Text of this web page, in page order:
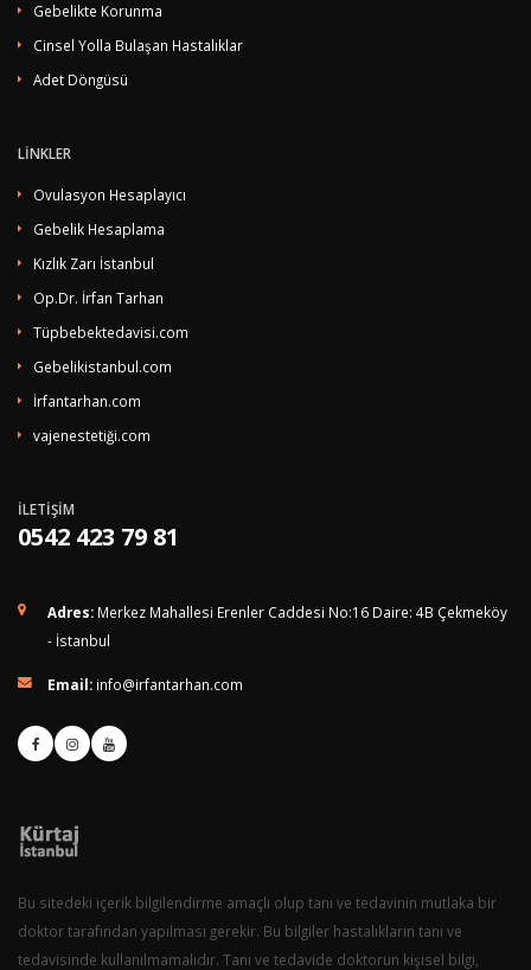
Gebelikte Korunma
Cinsel Yolla Bulaşan Hastalıklar
Adet Döngüsü
LİNKLER
Ovulasyon Hesaplayıcı
Gebelik Hesaplama
Kızlık Zarı İstanbul
Op.Dr. İrfan Tarhan
Tüpbebektedavisi.com
Gebelikistanbul.com
İrfantarhan.com
vajenestetiği.com
İLETİŞİM
0542 423 79 81
Adres: Merkez Mahallesi Erenler Caddesi No:16 Daire: 4B Çekmeköy
- İstanbul
Email: info@irfantarhan.com
Bu sitedeki içerik bilgilendirme amaçlı olup tanı ve tedavinin mutlaka bir
doktor tarafından yapılması gerekir. Bu bilgiler hastalıkların tanı ve
tedavisinde kullanılmamalıdır. Tanı ve tedavide doktorun kişisel bilgi,